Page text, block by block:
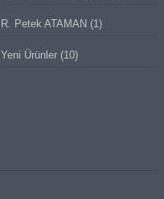
R. Petek ATAMAN (1)
Yeni Ürünler (10)